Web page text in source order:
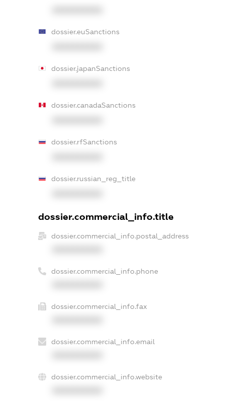
dossier.euSanctions
dossier.japanSanctions
dossier.canadaSanctions
dossier.rfSanctions
dossier.russian_reg_title
dossier.commercial_info.title
dossier.commercial_info.postal_address
dossier.commercial_info.phone
dossier.commercial_info.fax
dossier.commercial_info.email
dossier.commercial_info.website